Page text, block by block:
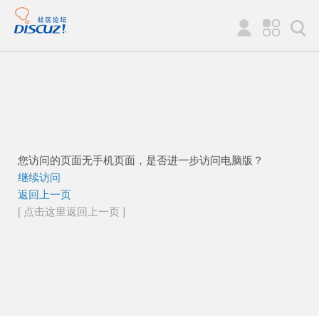
您访问的页面无手机页面，是否进一步访问电脑版？
继续访问
返回上一页
[ 点击这里返回上一页 ]